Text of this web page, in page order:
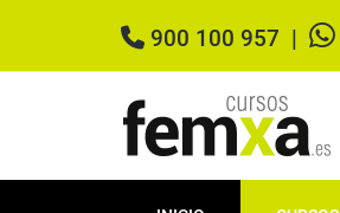
900 100 957